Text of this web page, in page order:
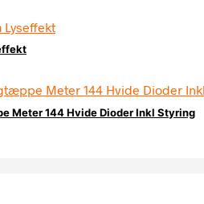
Meter 144 Hvide Dioder Inkl Styring